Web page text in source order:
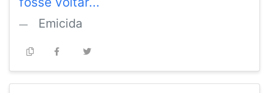
Emicida